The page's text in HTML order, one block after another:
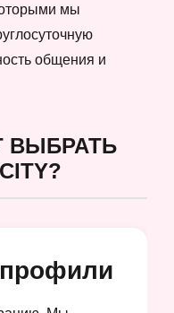
мы
общения и
ВЫБРАТЬ